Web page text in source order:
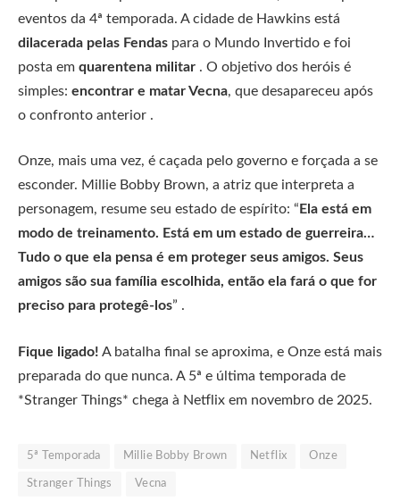
eventos da 4ª temporada. A cidade de Hawkins está
dilacerada pelas Fendas para o Mundo Invertido e foi
posta em quarentena militar . O objetivo dos heróis é
simples: encontrar e matar Vecna, que desapareceu após
o confronto anterior .
Onze, mais uma vez, é caçada pelo governo e forçada a se
esconder. Millie Bobby Brown, a atriz que interpreta a
personagem, resume seu estado de espírito: “ Ela está em
modo de treinamento. Está em um estado de guerreira…
Tudo o que ela pensa é em proteger seus amigos. Seus
amigos são sua família escolhida, então ela fará o que for
preciso para protegê-los” .
Fique ligado! A batalha final se aproxima, e Onze está mais
preparada do que nunca. A 5ª e última temporada de
*Stranger Things* chega à Netflix em novembro de 2025.
5ª Temporada Millie Bobby Brown Netflix Onze
Stranger Things Vecna